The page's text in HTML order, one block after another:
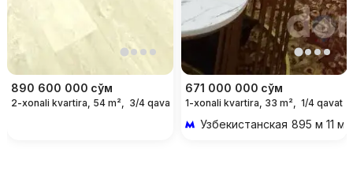
890 600 000 сўм
2-xonali kvartira, 54 m², 3/4 qavat
671 000 000 сўм
1-xonali kvartira, 33 m², 1/4 qavat
Узбекистанская 895 м 11